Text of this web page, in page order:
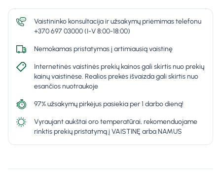
Vaistininko konsultacija ir užsakymų priėmimas telefonu
+370 697 03000 (I-V 8:00-18:00)
Nemokamas pristatymas į artimiausią vaistinę
Internetinės vaistinės prekių kainos gali skirtis nuo prekių
kainų vaistinėse. Realios prekės išvaizda gali skirtis nuo
esančios nuotraukoje
97% užsakymų pirkėjus pasiekia per 1 darbo dieną!
Vyraujant aukštai oro temperatūrai, rekomenduojame
rinktis prekių pristatymą į VAISTINĘ arba NAMUS